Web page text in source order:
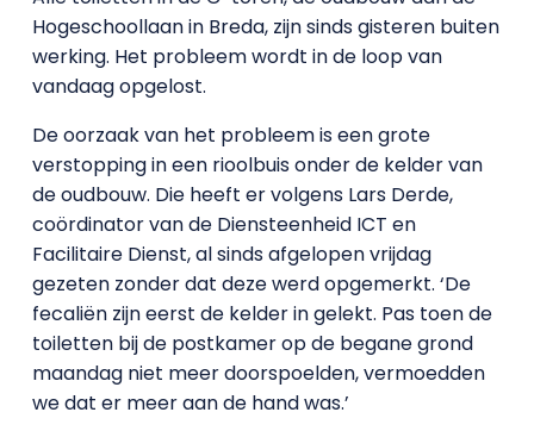
Hogeschoollaan in Breda, zijn sinds gisteren buiten
werking. Het probleem wordt in de loop van
vandaag opgelost.
De oorzaak van het probleem is een grote
verstopping in een rioolbuis onder de kelder van
de oudbouw. Die heeft er volgens Lars Derde,
coördinator van de Diensteenheid ICT en
Facilitaire Dienst, al sinds afgelopen vrijdag
gezeten zonder dat deze werd opgemerkt. ‘De
fecaliën zijn eerst de kelder in gelekt. Pas toen de
toiletten bij de postkamer op de begane grond
maandag niet meer doorspoelden, vermoedden
we dat er meer aan de hand was.’